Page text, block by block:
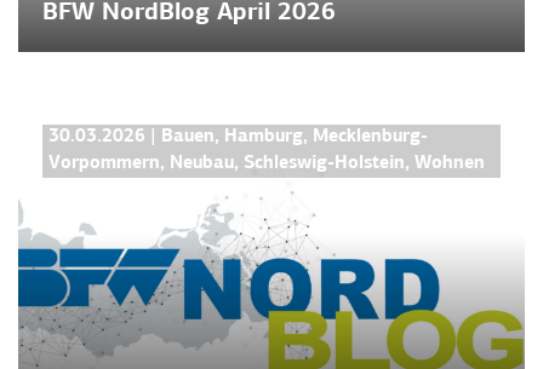
BFW NordBlog April 2026
30.03.2026 Bauen, Hamburg, Mecklenburg-
Vorpommern, Neubau, Schleswig-Holstein, Wohnen